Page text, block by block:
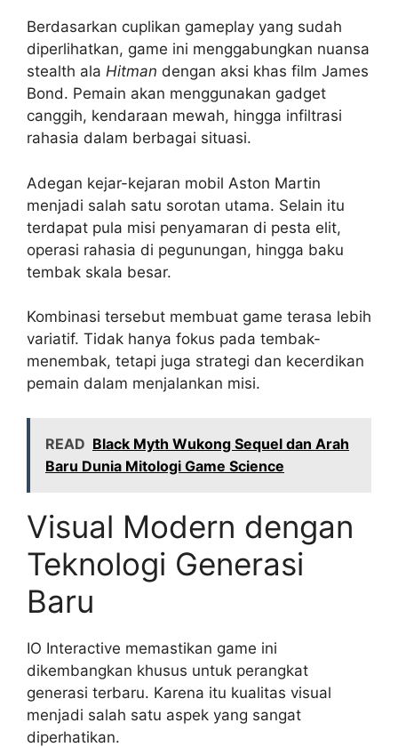
Berdasarkan cuplikan gameplay yang sudah
diperlihatkan, game ini menggabungkan nuansa
stealth ala Hitman dengan aksi khas film James
Bond. Pemain akan menggunakan gadget
canggih, kendaraan mewah, hingga infiltrasi
rahasia dalam berbagai situasi.
Adegan kejar-kejaran mobil Aston Martin
menjadi salah satu sorotan utama. Selain itu
terdapat pula misi penyamaran di pesta elit,
operasi rahasia di pegunungan, hingga baku
tembak skala besar.
Kombinasi tersebut membuat game terasa lebih
variatif. Tidak hanya fokus pada tembak-
menembak, tetapi juga strategi dan kecerdikan
pemain dalam menjalankan misi.
READ Black Myth Wukong Sequel dan Arah
Baru Dunia Mitologi Game Science
Visual Modern dengan
Teknologi Generasi
Baru
IO Interactive memastikan game ini
dikembangkan khusus untuk perangkat
generasi terbaru. Karena itu kualitas visual
menjadi salah satu aspek yang sangat
diperhatikan.